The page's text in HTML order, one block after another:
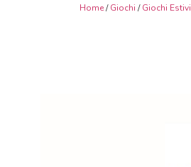
Home/Giochi /Giochi Estivi